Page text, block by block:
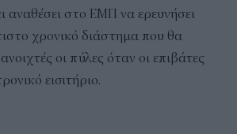
αναθέσει στο ΕΜΠ να ερευνήσει
χρονικό διάστημα που θα
οι πύλες όταν οι επιβάτες
εισιτήριο.